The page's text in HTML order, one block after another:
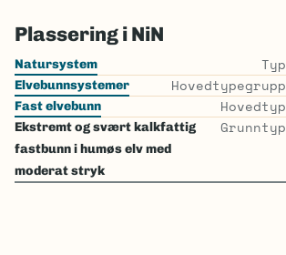
Plassering i NiN
Natursystem
Elvebunnsystemer
Fast elvebunn
Ekstremt og svært kalkfattig
fastbunn i humøs elv med
moderat stryk